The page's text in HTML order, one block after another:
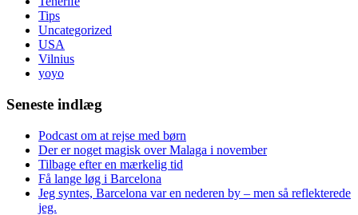
Tips
Uncategorized
USA
Vilnius
yoyo
Seneste indlæg
Podcast om at rejse med børn
Der er noget magisk over Malaga i november
Tilbage efter en mærkelig tid
Få lange løg i Barcelona
Jeg syntes, Barcelona var en nederen by – men så reflekterede
jeg.